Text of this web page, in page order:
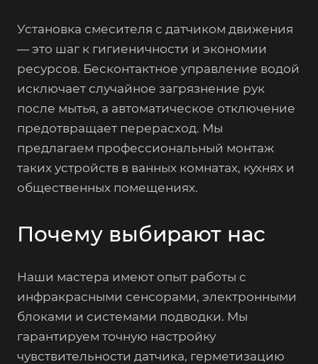
Установка смесителя с датчиком движения
— это шаг к гигиеничности и экономии
ресурсов. Бесконтактное управление водой
исключает случайное загрязнение рук
после мытья, а автоматическое отключение
предотвращает перерасход. Мы
предлагаем профессиональный монтаж
таких устройств в ванных комнатах, кухнях и
общественных помещениях.
Почему выбирают нас
Наши мастера имеют опыт работы с
инфракрасными сенсорами, электронными
блоками и системами подводки. Мы
гарантируем точную настройку
чувствительности датчика, герметизацию